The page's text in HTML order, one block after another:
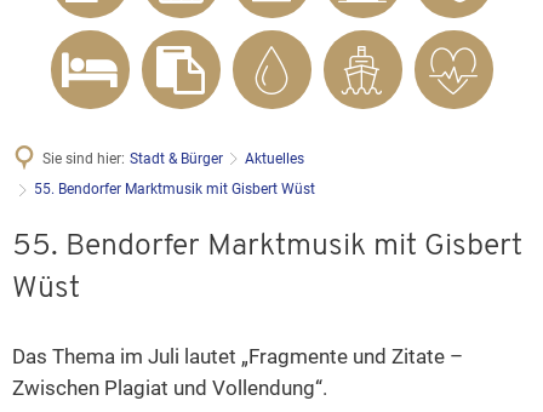
Sie sind hier: Stadt & Bürger
Aktuelles
55. Bendorfer Marktmusik mit Gisbert Wüst
55. Bendorfer Marktmusik mit Gisbert
Wüst
Das Thema im Juli lautet „Fragmente und Zitate –
Zwischen Plagiat und Vollendung“.